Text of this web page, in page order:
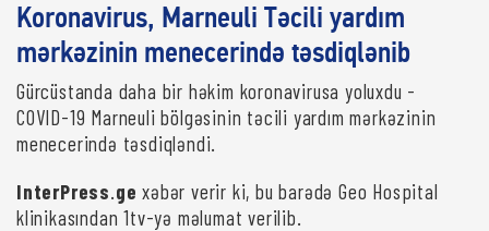
Koronavirus, Marneuli Təcili yardım
mərkəzinin menecerində təsdiqlənib
Gürcüstanda daha bir həkim koronavirusa yoluxdu -
COVID-19 Marneuli bölgəsinin təcili yardım mərkəzinin
menecerində təsdiqləndi.
InterPress.ge xəbər verir ki, bu barədə Geo Hospital
klinikasından 1tv-yə məlumat verilib.